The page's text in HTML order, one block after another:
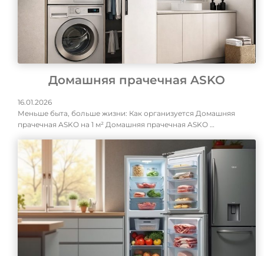
Домашняя прачечная ASKO
16.01.2026
Меньше быта, больше жизни: Как организуется Домашняя
прачечная ASKO на 1 м² Домашняя прачечная ASKO …